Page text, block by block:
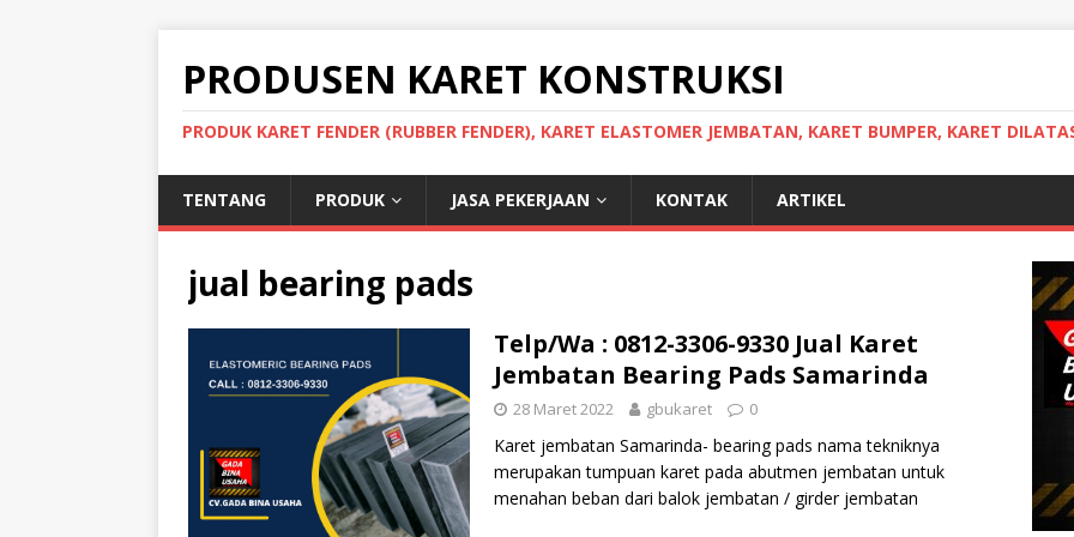
PRODUSEN KARET KONSTRUKSI
PRODUK KARET FENDER (RUBBER FENDER), KARET ELASTOMER JEMBATAN, KARET BUMPER, KARET
TENTANG PRODUK JASA PEKERJAAN KONTAK ARTIKEL
jual bearing pads
Telp/Wa : 0812-3306-9330 Jual Karet
Jembatan Bearing Pads Samarinda
28 Maret 2022 gbukaret 0
Karet jembatan Samarinda- bearing pads nama tekniknya
merupakan tumpuan karet pada abutmen jembatan untuk
menahan beban dari balok jembatan / girder jembatan